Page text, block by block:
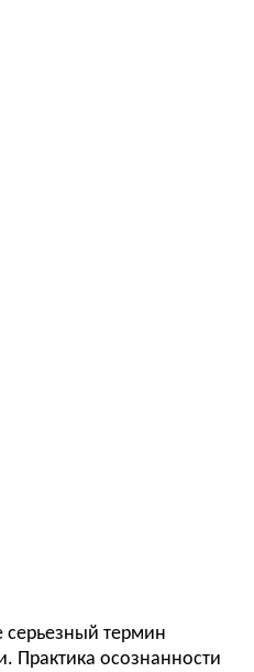
серьезный термин
Практика осознанности